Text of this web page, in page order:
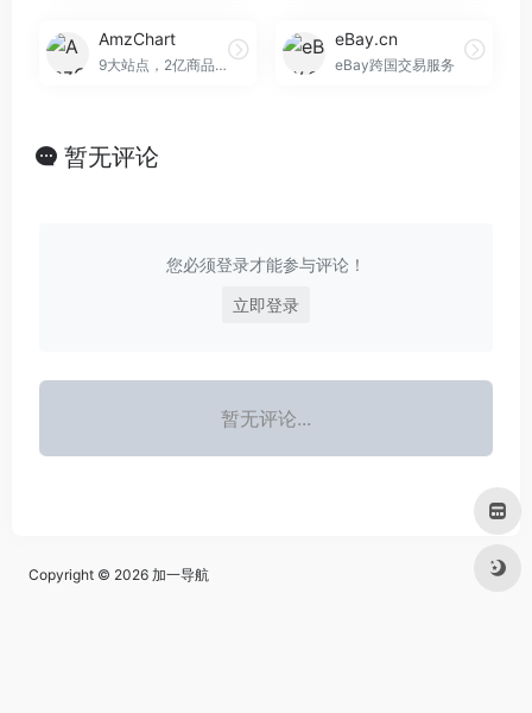
AmzChart
9大站点，2亿商品，5万新锐大卖家的蓝海挖掘神器！
eBay.cn
eBay跨国交易服务
暂无评论
您必须登录才能参与评论！
立即登录
暂无评论...
Copyright © 2026 加一导航